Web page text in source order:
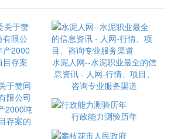
于赞同
限公司
2000吨
存案的
水泥人网--水泥职业最全的信
息资讯 - 人网-行情、项目、
咨询专业服务渠道
行政能力测验历年